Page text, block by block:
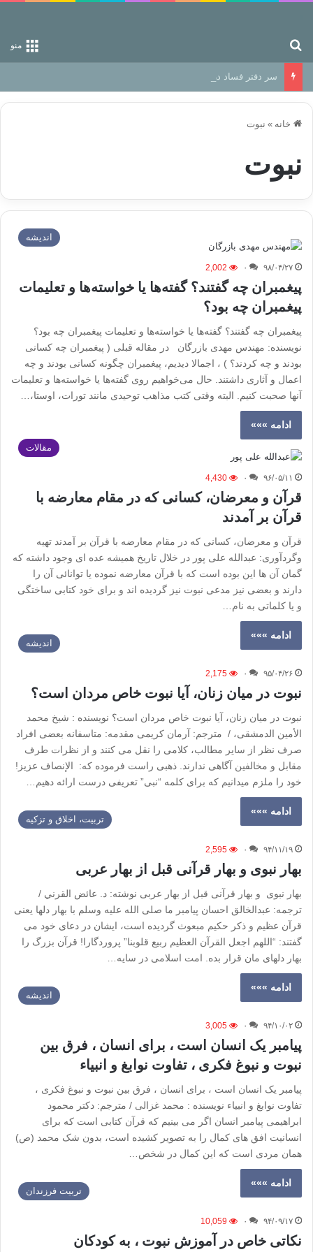
منو
سر دفتر فساد در زمین‌، دوری وکناره‌گیری از راه خداست‌!
خانه » نبوت
نبوت
اندیشه
۹۸/۰۴/۲۷ ۰ 2,002
پیغمبران چه گفتند؟ گفته‌ها یا خواسته‌ها و تعلیمات
پیغمبران چه بود؟
پیغمبران چه گفتند؟ گفته‌ها یا خواسته‌ها و تعلیمات پیغمبران چه بود؟
نویسنده: مهندس مهدی بازرگان در مقاله قبلی ( پیغمبران چه کسانی
بودند و چه کردند؟ ) ، اجمالا دیدیم، پیغمبران چگونه کسانی بودند و چه
اعمال و آثاری داشتند. حال می‌خواهیم روی گفته‌ها یا خواسته‌ها و تعلیمات
آنها صحبت کنیم. البته وقتی کتب مذاهب توحیدی مانند تورات، اوستا،…
ادامه »»»
مقالات
۹۶/۰۵/۱۱ ۰ 4,430
قرآن و معرضان، کسانی که در مقام معارضه با
قرآن بر آمدند
قرآن و معرضان، کسانی که در مقام معارضه با قرآن بر آمدند تهیه
وگردآوری: عبدالله علی پور در خلال تاریخ همیشه عده ای وجود داشته که
گمان آن ها این بوده است که با قرآن معارضه نموده یا توانائی آن را
دارند و بعضی نیز مدعی نبوت نیز گردیده اند و برای خود کتابی ساختگی
و یا کلماتی به نام…
ادامه »»»
اندیشه
۹۵/۰۴/۲۶ ۰ 2,175
نبوت در میان زنان، آیا نبوت خاص مردان است؟
نبوت در میان زنان، آیا نبوت خاص مردان است؟ نویسنده : شیخ محمد
الأمین الدمشقی، / مترجم: آرمان کریمی مقدمه: متاسفانه بعضی افراد
صرف نظر از سایر مطالب، کلامی را نقل می کنند و از نظرات طرف
مقابل و مخالفین آگاهی ندارند. ذهبی راست فرموده که: الإنصاف عزیز!
خود را ملزم میدانیم که برای کلمه “نبی” تعریفی درست ارائه دهیم…
ادامه »»»
تربیت، اخلاق و تزکیه
۹۴/۱۱/۱۹ ۰ 2,595
بهار نبوی و بهار قرآنی قبل از بهار عربی
بهار نبوی و بهار قرآنی قبل از بهار عربی نوشته:‌ د. عائض القرني /
ترجمه: عبدالخالق احسان پیامبر ما صلی الله علیه وسلم با بهار دلها یعنی
قرآن عظیم و ذکر حکیم مبعوث گردیده است، ایشان در دعای خود می
گفتند:‌ “اللهم اجعل القرآن العظيم ربيع قلوبنا” پروردگارا! قرآن بزرگ را
بهار دلهای مان قرار بده. امت اسلامی در سایه…
ادامه »»»
اندیشه
۹۴/۱۰/۰۲ ۰ 3,005
پیامبر یک انسان است ، برای انسان ، فرق بین
نبوت و نبوغ فکری ، تفاوت نوابغ و انبیاء
پیامبر یک انسان است ، برای انسان ، فرق بین نبوت و نبوغ فکری ،
تفاوت نوابغ و انبیاء نویسنده : محمد غزالی / مترجم: دکتر محمود
ابراهیمی پیامبر انسان اگر می بینیم که قرآن کتابی است که برای
انسانیت افق های کمال را به تصویر کشیده است، بدون شک محمد (ص)
همان مردی است که این کمال در شخص…
ادامه »»»
تربیت فرزندان
۹۴/۰۹/۱۷ ۰ 10,059
نکاتی خاص در آموزش نبوت ، به کودکان